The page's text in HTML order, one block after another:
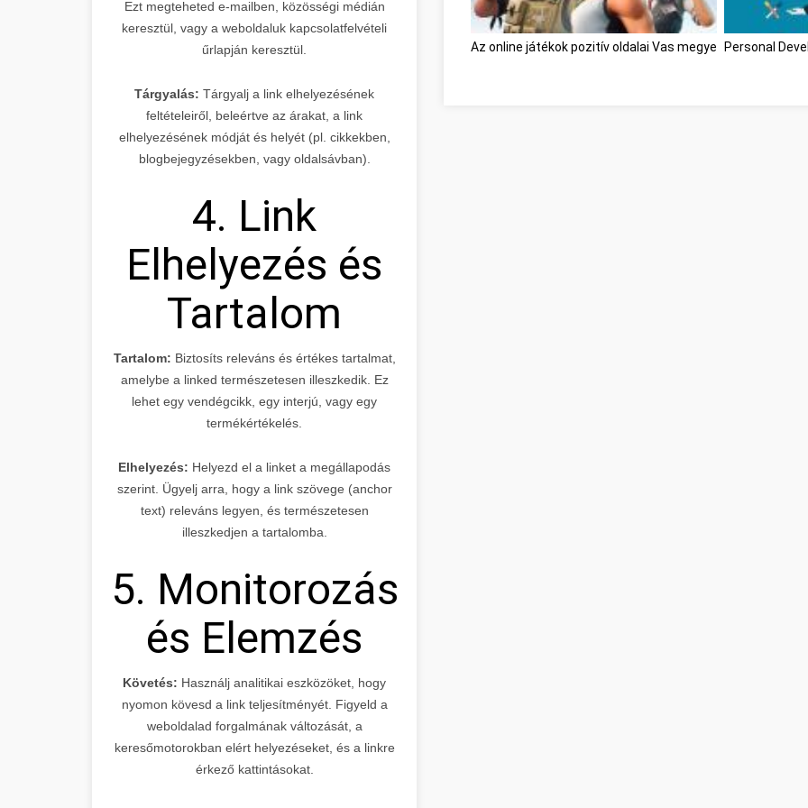
Ezt megteheted e-mailben, közösségi médián
keresztül, vagy a weboldaluk kapcsolatfelvételi
űrlapján keresztül.
Tárgyalás: Tárgyalj a link elhelyezésének
feltételeiről, beleértve az árakat, a link
elhelyezésének módját és helyét (pl. cikkekben,
blogbejegyzésekben, vagy oldalsávban).
4. Link
Elhelyezés és
Tartalom
Tartalom: Biztosíts releváns és értékes tartalmat,
amelybe a linked természetesen illeszkedik. Ez
lehet egy vendégcikk, egy interjú, vagy egy
termékértékelés.
Elhelyezés: Helyezd el a linket a megállapodás
szerint. Ügyelj arra, hogy a link szövege (anchor
text) releváns legyen, és természetesen
illeszkedjen a tartalomba.
5. Monitorozás
és Elemzés
Követés: Használj analitikai eszközöket, hogy
nyomon kövesd a link teljesítményét. Figyeld a
weboldalad forgalmának változását, a
keresőmotorokban elért helyezéseket, és a linkre
érkező kattintásokat.
Az online játékok pozitív oldalai Vas megye Personal